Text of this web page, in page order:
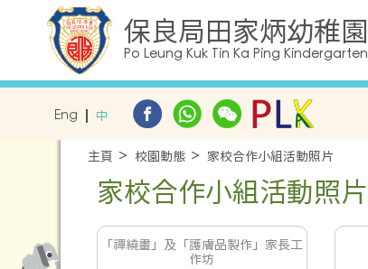
保良局田家炳幼稚園
Po Leung Kuk Tin Ka Ping Kindergarten
Eng 中
主頁 校園動態 家校合作小組活動照片
家校合作小組活動照片
「禪繞畫」及「護膚品製作」家長工
作坊